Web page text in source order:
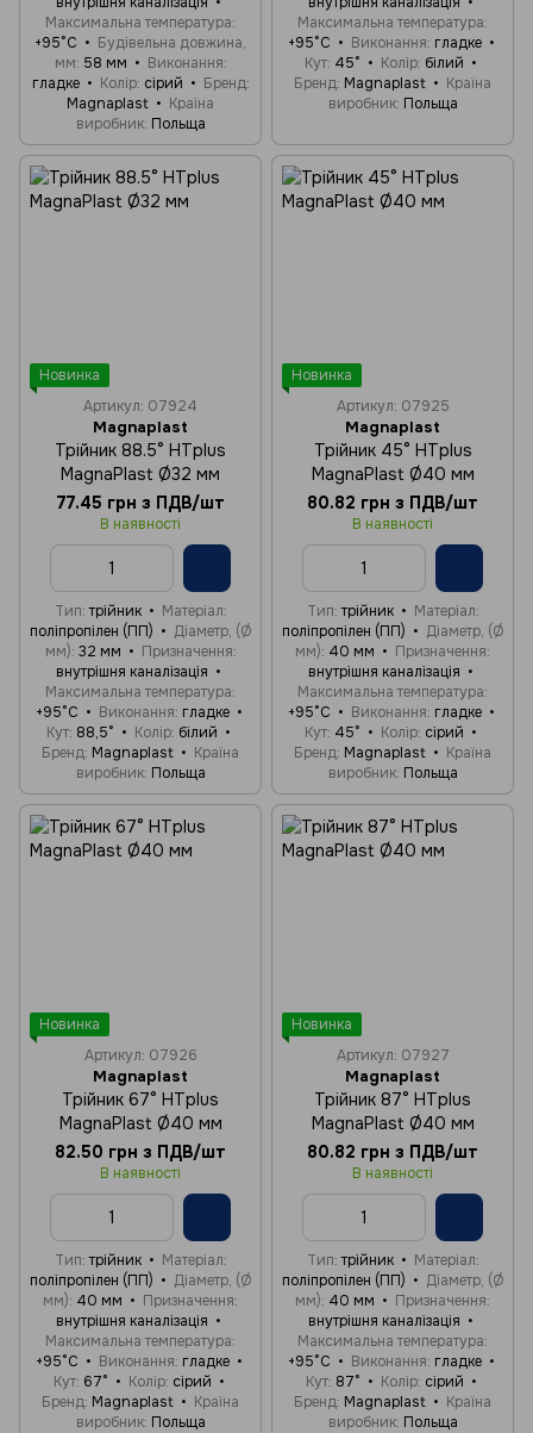
Максимальна температура
+95°C
Будівельна довжина,
мм 58 мм
Виконання
гладке
Колір сірий
Бренд
Magnaplast
Країна
виробник Польща
Максимальна температура
+95°C
Виконання гладке
Кут 45° Колір білий
Бренд Magnaplast
Країна
виробник Польща
Новинка
Артикул: 07924
Magnaplast
Трійник 88.5° HTplus
MagnaPlast Ø32 мм
77.45 грн з ПДВ/шт
В наявності
Тип трійник
Матеріал
поліпропілен (ПП)
Діаметр, (Ø
мм) 32 мм
Призначення
внутрішня каналізація
Максимальна температура
+95°C
Виконання гладке
Кут 88,5° Колір білий
Бренд Magnaplast
Країна
виробник Польща
Новинка
Артикул: 07925
Magnaplast
Трійник 45° HTplus
MagnaPlast Ø40 мм
80.82 грн з ПДВ/шт
В наявності
Тип трійник
Матеріал
поліпропілен (ПП)
Діаметр, (Ø
мм) 40 мм
Призначення
внутрішня каналізація
Максимальна температура
+95°C
Виконання гладке
Кут 45° Колір сірий
Бренд Magnaplast
Країна
виробник Польща
Новинка
Артикул: 07926
Magnaplast
Трійник 67° HTplus
MagnaPlast Ø40 мм
82.50 грн з ПДВ/шт
В наявності
Тип трійник
Матеріал
поліпропілен (ПП)
Діаметр, (Ø
мм) 40 мм
Призначення
внутрішня каналізація
Максимальна температура
+95°C
Виконання гладке
Кут 67° Колір сірий
Бренд Magnaplast
Країна
виробник Польща
Новинка
Артикул: 07927
Magnaplast
Трійник 87° HTplus
MagnaPlast Ø40 мм
80.82 грн з ПДВ/шт
В наявності
Тип трійник
Матеріал
поліпропілен (ПП)
Діаметр, (Ø
мм) 40 мм
Призначення
внутрішня каналізація
Максимальна температура
+95°C
Виконання гладке
Кут 87° Колір сірий
Бренд Magnaplast
Країна
виробник Польща